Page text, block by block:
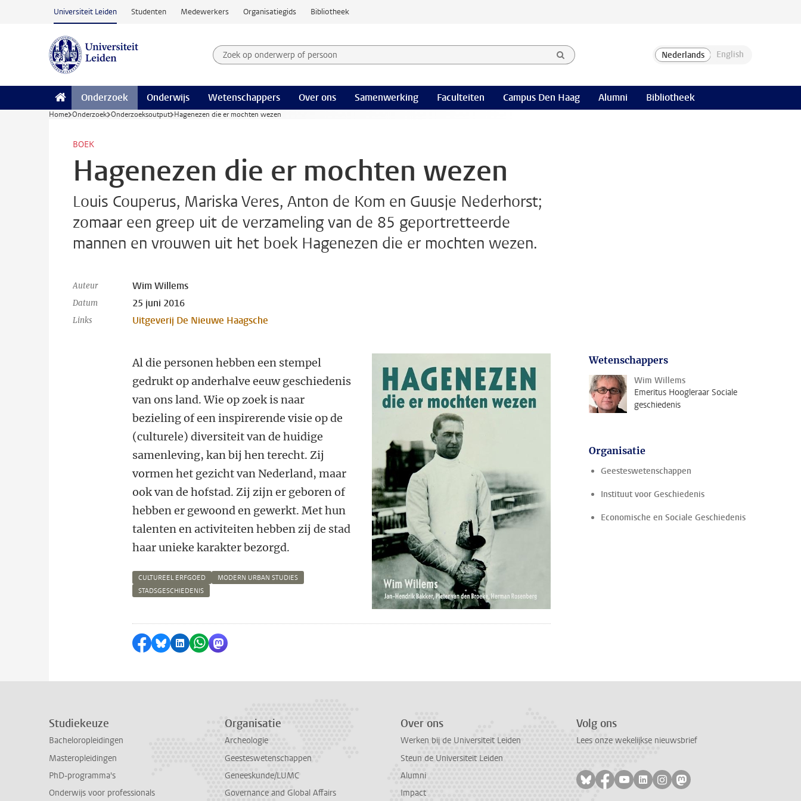
Ga naar hoofdinhoud
Universiteit Leiden Studenten Medewerkers Organisatiegids Bibliotheek
Zoek op onderwerp of persoon en selecteer categorie
Zoekterm
Onderzoek Onderwijs Wetenschappers Over ons Samenwerking Faculteiten Campus Den Haag Alumni Bibliotheek
Home Onderzoek Onderzoeksoutput Hagenezen die er mochten wezen
BOEK
Hagenezen die er mochten wezen
Louis Couperus, Mariska Veres, Anton de Kom en Guusje Nederhorst;
zomaar een greep uit de verzameling van de 85 geportretteerde
mannen en vrouwen uit het boek Hagenezen die er mochten wezen.
Auteur Wim Willems
Datum 25 juni 2016
Links Uitgeverij De Nieuwe Haagsche
Al die personen hebben een stempel
gedrukt op anderhalve eeuw geschiedenis
van ons land. Wie op zoek is naar
bezieling of een inspirerende visie op de
(culturele) diversiteit van de huidige
samenleving, kan bij hen terecht. Zij
vormen het gezicht van Nederland, maar
ook van de hofstad. Zij zijn er geboren of
hebben er gewoond en gewerkt. Met hun
talenten en activiteiten hebben zij de stad
haar unieke karakter bezorgd.
CULTUREEL ERFGOED
MODERN URBAN STUDIES
STADSGESCHIEDENIS
Delen op Facebook
Delen via Bluesky
Delen op LinkedIn
Delen via WhatsApp
Delen via Mastodon
Wetenschappers
Wim Willems
Emeritus Hoogleraar Sociale
geschiedenis
Organisatie
Geesteswetenschappen
Instituut voor Geschiedenis
Economische en Sociale Geschiedenis
Studiekeuze
Bacheloropleidingen
Masteropleidingen
PhD-programma's
Onderwijs voor professionals
Organisatie
Archeologie
Geesteswetenschappen
Geneeskunde/LUMC
Governance and Global Affairs
Over ons
Werken bij de Universiteit Leiden
Steun de Universiteit Leiden
Alumni
Impact
Volg ons
Lees onze wekelijkse nieuwsbrief
Volg ons op bluesky
Volg ons op facebook
Volg ons op youtube
Volg ons op linkedin
Volg ons op instagram
Volg ons op mastodon